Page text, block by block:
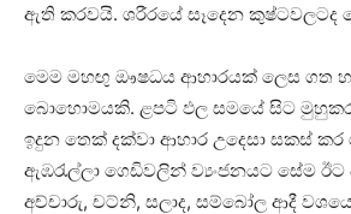
ඇති කරවයි. ශරීරයේ සෑදෙන කුෂ්ටවලටද
මෙම මහඟු ඖෂධය ආහාරයක්‌ ලෙස ගත
බොහොමයකි. ළපටි ඵල සමයේ සිට
ඉදුන තෙක්‌ දක්‌වා ආහාර උදෙසා සකස්‌
ඇඹරැල්ලා ගෙඩිවලින් ව්‍යංජනයට සේම ඊට
අච්චාරු, චට්‌නි, සලාද, සම්බෝල ආදී